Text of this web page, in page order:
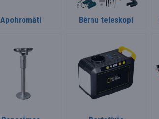
Apohromāti Bērnu teleskopi